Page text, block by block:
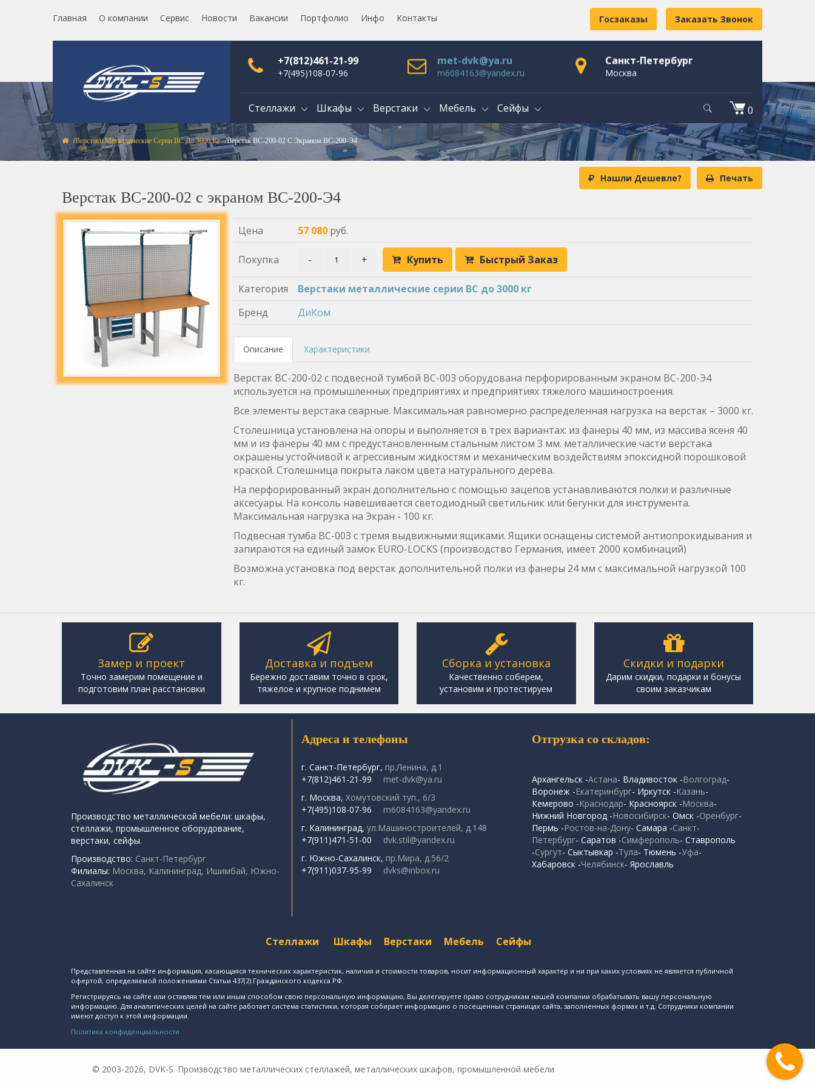
Главная О компании Сервис Новости Вакансии Портфолио Инфо Контакты Заказать Звонок
Госзаказы
+7(812)461-21-99
+7(495)108-07-96
met-dvk@ya.ru
m6084163@yandex.ru
Санкт-Петербург
Москва
Стеллажи Шкафы Верстаки Мебель Сейфы 0
Верстаки Металлические Серии ВС До 3000 Кг Верстак ВС-200-02 С Экраном ВС-200-Э4
Печать
Нашли Дешевле?
Верстак ВС-200-02 с экраном ВС-200-Э4
Цена 57 080руб.
Покупка - + Купить Быстрый Заказ
Категория
Верстаки металлические серии ВС до 3000 кг
Бренд
ДиКом
Описание Характеристики
Верстак ВС-200-02 с подвесной тумбой ВС-003 оборудована перфорированным экраном ВС-200-Э4
используется на промышленных предприятиях и предприятиях тяжелого машиностроения.
Все элементы верстака сварные. Максимальная равномерно распределенная нагрузка на верстак – 3000 кг.
Столешница установлена на опоры и выполняется в трех вариантах: из фанеры 40 мм, из массива ясеня 40
мм и из фанеры 40 мм с предустановленным стальным листом 3 мм. металлические части верстака
окрашены устойчивой к агрессивным жидкостям и механическим воздействиям эпоксидной порошковой
краской. Столешница покрыта лаком цвета натурального дерева.
На перфорированный экран дополнительно с помощью зацепов устанавливаются полки и различные
аксесуары. На консоль навешивается светодиодный светильник или бегунки для инструмента.
Максимальная нагрузка на Экран - 100 кг.
Подвесная тумба ВС-003 с тремя выдвижными ящиками. Ящики оснащены системой антиопрокидывания и
запираются на единый замок EURO-LOCKS (производство Германия, имеет 2000 комбинаций)
Возможна установка под верстак дополнительной полки из фанеры 24 мм с максимальной нагрузкой 100
кг.
Замер и проект
Точно замерим помещение и
подготовим план расстановки
Доставка и подъем
Бережно доставим точно в срок,
тяжелое и крупное поднимем
Сборка и установка
Качественно соберем,
установим и протестируем
Скидки и подарки
Дарим скидки, подарки и бонусы
своим заказчикам
Производство металлической мебели: шкафы,
стеллажи, промышленное оборудование,
верстаки, сейфы.
Производство: Санкт-Петербург
Филиалы: Москва, Калининград, Ишимбай, Южно-
Сахалинск
Адреса и телефоны
г. Санкт-Петербург, пр.Ленина, д.1
+7(812)461-21-99
met-dvk@ya.ru
г. Москва, Хомутовский туп., 6/3
+7(495)108-07-96
m6084163@yandex.ru
г. Калининград, ул.Машиностроителей, д.148
+7(911)471-51-00
dvk.stil@yandex.ru
г. Южно-Сахалинск, пр.Мира, д.56/2
+7(911)037-95-99
dvks@inbox.ru
Отгрузка со складов:
Архангельск -Астана- Владивосток -Волгоград-
Воронеж -Екатеринбург- Иркутск -Казань-
Кемерово -Краснодар- Красноярск -Москва-
Нижний Новгород -Новосибирск- Омск -Оренбург-
Пермь -Ростов-на-Дону- Самара -Санкт-
Петербург- Саратов -Симферополь- Ставрополь
-Сургут- Сыктывкар -Тула- Тюмень -Уфа-
Хабаровск -Челябинск- Ярославль
Стеллажи Шкафы Верстаки Мебель Сейфы
Представленная на сайте информация, касающаяся технических характеристик, наличия и стоимости товаров, носит информационный характер и ни при каких условиях не является публичной
офертой, определяемой положениями Статьи 437(2) Гражданского кодекса РФ.
Регистрируясь на сайте или оставляя тем или иным способом свою персональную информацию, Вы делегируете право сотрудникам нашей компании обрабатывать вашу персональную
информацию. Для аналитических целей на сайте работает система статистики, которая собирает информацию о посещенных страницах сайта, заполненных формах и т.д. Сотрудники компании
имеют доступ к этой информации.
Политика конфиденциальности
© 2003-2026, DVK-S. Производство металлических стеллажей, металлических шкафов, промышленной мебели